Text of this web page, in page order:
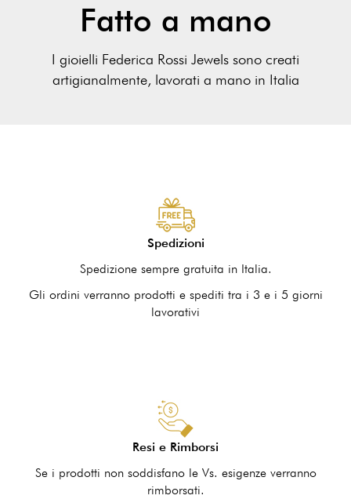
Fatto a mano
I gioielli Federica Rossi Jewels sono creati
artigianalmente, lavorati a mano in Italia
Spedizioni
Spedizione sempre gratuita in Italia.
Gli ordini verranno prodotti e spediti tra i 3 e i 5 giorni
lavorativi
Resi e Rimborsi
Se i prodotti non soddisfano le Vs. esigenze verranno
rimborsati.